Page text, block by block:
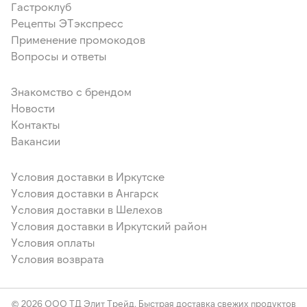
Гастроклуб
Рецепты ЭТэкспресс
Применение промокодов
Вопросы и ответы
Знакомство с брендом
Новости
Контакты
Вакансии
Условия доставки в Иркутске
Условия доставки в Ангарск
Условия доставки в Шелехов
Условия доставки в Иркутский район
Условия оплаты
Условия возврата
© 2026 ООО ТД Элит Трейд. Быстрая доставка свежих продуктов